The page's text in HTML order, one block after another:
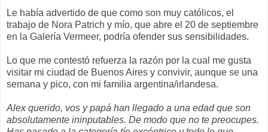
Le había advertido de que como son muy católicos, el
trabajo de Nora Patrich y mío, que abre el 20 de septiembre
en la Galería Vermeer, podría ofender sus sensibilidades.
Lo que me contestó refuerza la razón por la cual me gusta
visitar mi ciudad de Buenos Aires y convivir, aunque se una
semana y pico, con mi familia argentina/irlandesa.
Alex querido, vos y papá han llegado a una edad que son
absolutamente ininputables. De modo que no te preocupes.